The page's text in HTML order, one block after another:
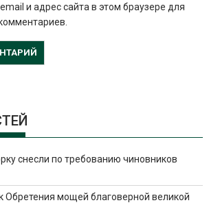
и адрес сайта в этом браузере для
снесли по требованию чиновников
Обретения мощей благоверной великой